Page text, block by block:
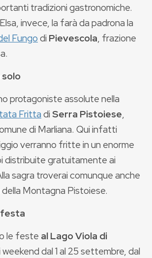
tradizioni gastronomiche.
invece, la farà da padrona la
Fungodi Pievescola, frazione
protagoniste assolute nella
FrittadiSerra Pistoiese,
di Marliana. Qui infatti
verranno fritte in un enorme
distribuite gratuitamente ai
sagra troverai comunque anche
Montagna Pistoiese.
festa
le feste al Lago Viola di
dal 1 al 25 settembre, dal